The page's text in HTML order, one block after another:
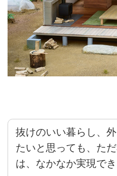
抜けのいい暮らし、
たいと思っても、た
は、なかなか実現で